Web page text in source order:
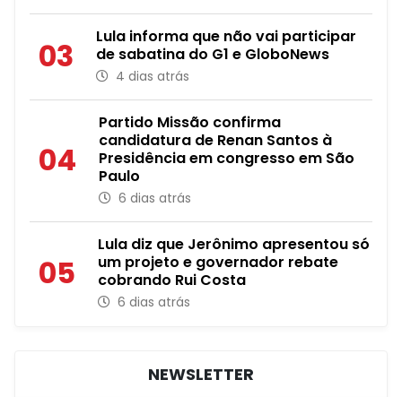
03
Lula informa que não vai participar
de sabatina do G1 e GloboNews
4 dias atrás
04
Partido Missão confirma
candidatura de Renan Santos à
Presidência em congresso em São
Paulo
6 dias atrás
05
Lula diz que Jerônimo apresentou só
um projeto e governador rebate
cobrando Rui Costa
6 dias atrás
NEWSLETTER